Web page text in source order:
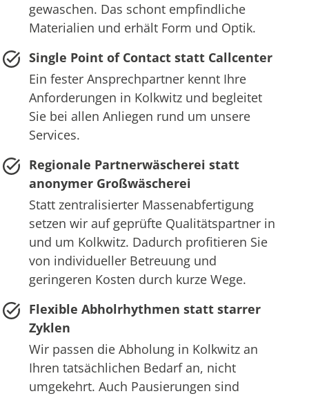
gewaschen. Das schont empfindliche
Materialien und erhält Form und Optik.
Single Point of Contact statt Callcenter
Ein fester Ansprechpartner kennt Ihre
Anforderungen in Kolkwitz und begleitet
Sie bei allen Anliegen rund um unsere
Services.
Regionale Partnerwäscherei statt
anonymer Großwäscherei
Statt zentralisierter Massenabfertigung
setzen wir auf geprüfte Qualitätspartner in
und um Kolkwitz. Dadurch profitieren Sie
von individueller Betreuung und
geringeren Kosten durch kurze Wege.
Flexible Abholrhythmen statt starrer
Zyklen
Wir passen die Abholung in Kolkwitz an
Ihren tatsächlichen Bedarf an, nicht
umgekehrt. Auch Pausierungen sind